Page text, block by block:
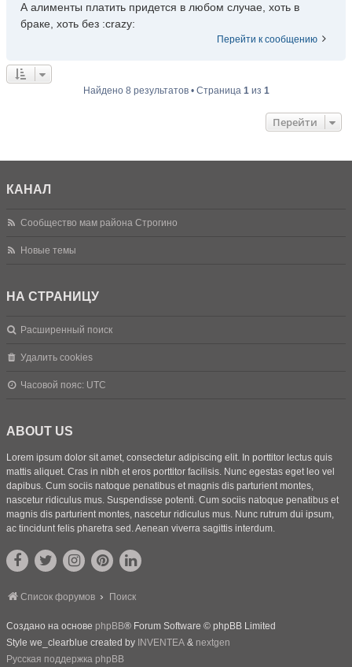
А алименты платить придется в любом случае, хоть в
браке, хоть без :crazy:
Перейти к сообщению
Найдено 8 результатов • Страница 1из 1
Перейти
КАНАЛ
Сообщество мам района Строгино
Новые темы
НА СТРАНИЦУ
Расширенный поиск
Удалить cookies
Часовой пояс: UTC
ABOUT US
Lorem ipsum dolor sit amet, consectetur adipiscing elit. In porttitor lectus quis
mattis aliquet. Cras in nibh et eros porttitor facilisis. Nunc egestas eget leo vel
dapibus. Cum sociis natoque penatibus et magnis dis parturient montes,
nascetur ridiculus mus. Suspendisse potenti. Cum sociis natoque penatibus et
magnis dis parturient montes, nascetur ridiculus mus. Nunc rutrum dui ipsum,
ac tincidunt felis pharetra sed. Aenean viverra sagittis interdum.
Список форумов Поиск
Создано на основе phpBB® Forum Software © phpBB Limited
Style we_clearblue created by INVENTEA & nextgen
Русская поддержка phpBB